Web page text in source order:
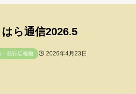
ら通信2026.5
・発行広報物 2026年4月23日